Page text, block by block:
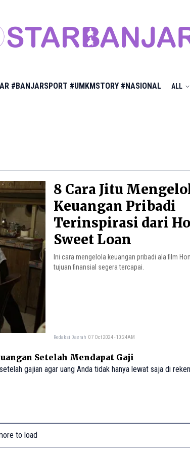
#BANJARSPORT #UMKMSTORY #NASIONAL ALL
8 Cara Jitu
Keuangan Pribadi
Terinspirasi dari
Sweet Loan
Ini cara mengelola keuangan pribadi ala film
tujuan finansial segera tercapai.
Redaksi Daerah 07 Oct 2024 - 10:24AM
Setelah Mendapat Gaji
gajian agar uang Anda tidak hanya lewat saja di
to load